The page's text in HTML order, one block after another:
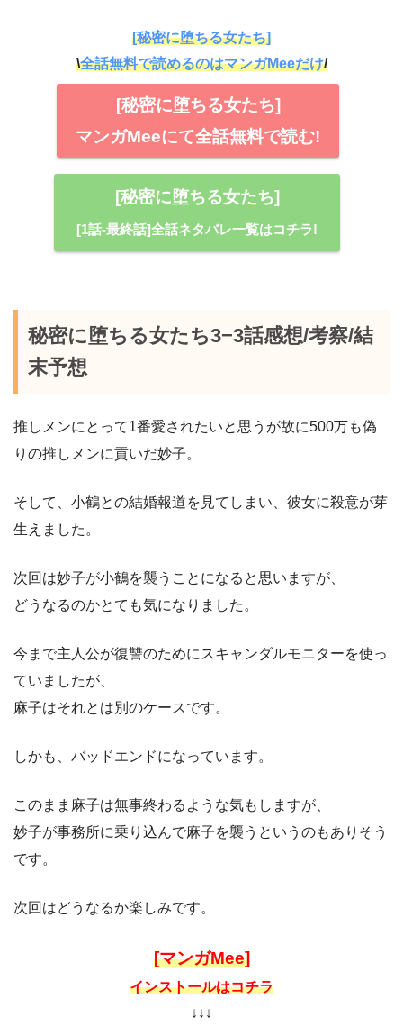
[秘密に堕ちる女たち]
\全話無料で読めるのはマンガMeeだけ/
[秘密に堕ちる女たち]
マンガMeeにて全話無料で読む!
[秘密に堕ちる女たち]
[1話-最終話]全話ネタバレ一覧はコチラ!
秘密に堕ちる女たち3−3話感想/考察/結
末予想
推しメンにとって1番愛されたいと思うが故に500万も偽
りの推しメンに貢いだ妙子。
そして、小鶴との結婚報道を見てしまい、彼女に殺意が芽
生えました。
次回は妙子が小鶴を襲うことになると思いますが、
どうなるのかとても気になりました。
今まで主人公が復讐のためにスキャンダルモニターを使っ
ていましたが、
麻子はそれとは別のケースです。
しかも、バッドエンドになっています。
このまま麻子は無事終わるような気もしますが、
妙子が事務所に乗り込んで麻子を襲うというのもありそう
です。
次回はどうなるか楽しみです。
[マンガMee]
インストールはコチラ
↓↓↓